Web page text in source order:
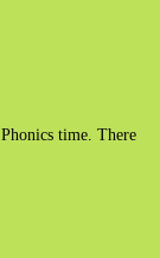
time. There